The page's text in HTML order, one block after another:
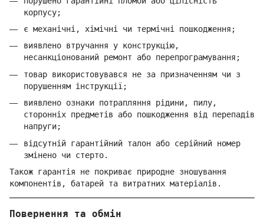
корпусу;
є механічні, хімічні чи термічні пошкодження;
виявлено втручання у конструкцію,
несанкціонований ремонт або перепрограмування;
товар використовувався не за призначенням чи з
порушенням інструкції;
виявлено ознаки потрапляння рідини, пилу,
сторонніх предметів або пошкодження від перепадів
напруги;
відсутній гарантійний талон або серійний номер
змінено чи стерто.
Також гарантія не покриває природне зношування
компонентів, батарей та витратних матеріалів.
Повернення та обмін